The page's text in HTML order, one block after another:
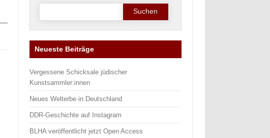
Suche
Neueste Beiträge
Vergessene Schicksale jüdischer
Kunstsammler:innen
Neues Welterbe in Deutschland
DDR-Geschichte auf Instagram
BLHA veröffentlicht jetzt Open Access